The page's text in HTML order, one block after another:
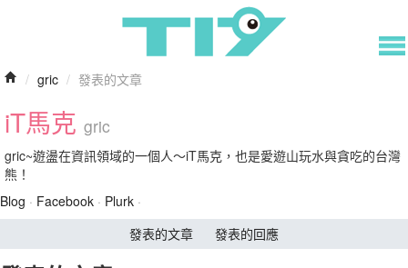
/ gric / 發表的文章
iT馬克 gric
gric~遊盪在資訊領域的一個人～iT馬克，也是愛遊山玩水與貪吃的台灣
熊！
Blog · Facebook · Plurk ·
發表的文章
發表的回應